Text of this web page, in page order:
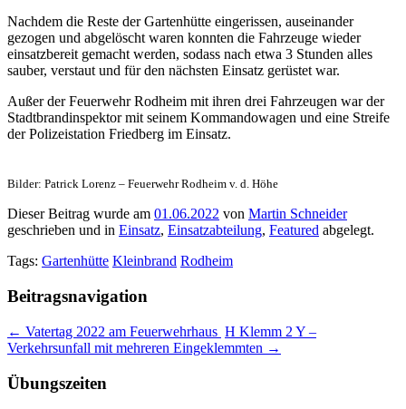
Nachdem die Reste der Gartenhütte eingerissen, auseinander
gezogen und abgelöscht waren konnten die Fahrzeuge wieder
einsatzbereit gemacht werden, sodass nach etwa 3 Stunden alles
sauber, verstaut und für den nächsten Einsatz gerüstet war.
Außer der Feuerwehr Rodheim mit ihren drei Fahrzeugen war der
Stadtbrandinspektor mit seinem Kommandowagen und eine Streife
der Polizeistation Friedberg im Einsatz.
Bilder: Patrick Lorenz – Feuerwehr Rodheim v. d. Höhe
Dieser Beitrag wurde am 01.06.2022 von Martin Schneider
geschrieben und in Einsatz, Einsatzabteilung, Featured abgelegt.
Tags: Gartenhütte Kleinbrand Rodheim
Beitragsnavigation
← Vatertag 2022 am Feuerwehrhaus H Klemm 2 Y –
Verkehrsunfall mit mehreren Eingeklemmten →
Übungszeiten